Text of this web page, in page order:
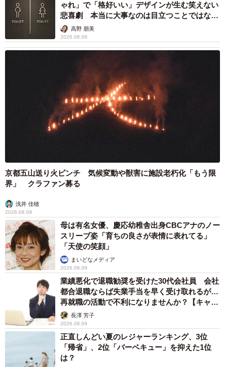
「痛い日は、それこそ横になってのたうち回りたくなるレ
ベルが数時間、発作のように突然やってくるんです。医者
が言うには、結石が尿道の峠となる部分を通過するときに
痛むそうで、逆にそうでない日は痛みが弱いそうです。ま
あ筋肉痛くらいのレベル。ちなみに痛みの強さを瞬間最大
風速的に言えば、私の場合はそこまで強くなかったです。
それこそ小指をぶつけて捻挫した時の方が痛かったよう
な……ただ、痛みが数時間続くので、体力的にも精神的に
もキツイです。総合的な『辛さ度合い』で言えば、間違い
なく人生で3本指には入るという印象ですね」とのことでし
ちるにとらさんの結石は、狂気的な形をしていた分、尿管
に滞在している間の辛さは相当な印象ですが、排出時の痛
みは幸運にも軽かったようです。
「尿路結石ができたのは初めてでした。尿路結石のメカニ
ズム等詳しくない素人なので何とも言い難いですが、結石
ができた理由は謎です。診察に行くと、医師からは『ご苦
労様でした』と言われました 笑」
夏場は結石予防のためにも水分補給を！
実は尿路結石の発生は季節変化にも影響を受けるらしく、
特に夏季に多いという説が！その理由は、気温が高く汗を
かく夏場は脱水傾向になり、尿が濃縮される（濃くなる）
ことで、結石の原因成分が結晶となりやすく、結石ができ
ゃれ」で「格好いい」デザインが生む笑えない
悲喜劇 本当に大事なのは目立つことではな
く…高野 朋美
2026.08.09
京都五山送り火ピンチ 気候変動や獣害に施設老朽化「もう限
界」 クラファン募る
浅井 佳穂
2026.08.09
母は有名女優、慶応幼稚舎出身CBCアナのノー
スリーブ姿「育ちの良さが表情に表れてる」
「天使の笑顔」
まいどなメディア
2026.08.09
業績悪化で退職勧奨を受けた30代会社員 会社
都合退職ならば失業手当を早く受け取れるが…
再就職の活動で不利になりませんか？【キャリ
アカウンセラーが解説】
長澤 芳子
2026.08.09
正直しんどい夏のレジャーランキング、3位
「帰省」、2位「バーベキュー」を抑えた1位
は？